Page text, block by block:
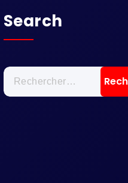
Search
Rechercher :